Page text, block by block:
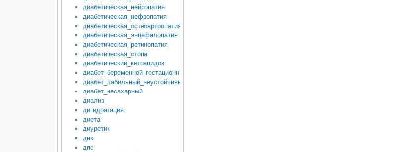
диабетическая_нейропатия
диабетическая_нефропатия
диабетическая_остеоартропатия
диабетическая_энцефалопатия
диабетическая_ретинопатия
диабетическая_стопа
диабетический_кетоацидоз
диабет_беременной_гестационный_диабет
диабет_лабильный_неустойчивый
диабет_несахарный
диализ
дигидратация
диета
диуретик
днк
дпс